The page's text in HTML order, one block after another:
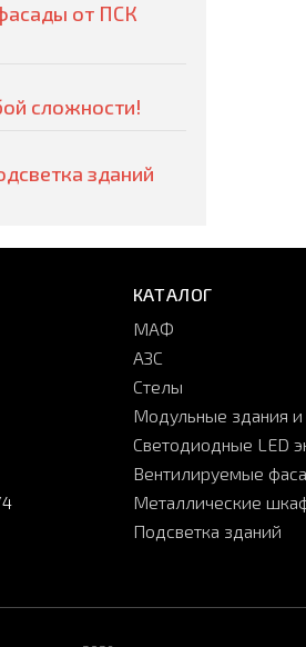
от ПСК
сложности!
зданий
4
КАТАЛОГ
МАФ
АЗС
Стелы
Модульные здания
Светодиодные LED
Вентилируемые
Металлические
Подсветка зданий